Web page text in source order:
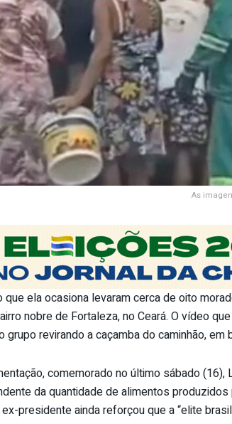
As
ela ocasiona levaram cerca de oito
nobre de Fortaleza, no Ceará. O vídeo
grupo revirando a caçamba do caminhão, em
comemorado no último sábado
da quantidade de alimentos
ex-presidente ainda reforçou que a “elite